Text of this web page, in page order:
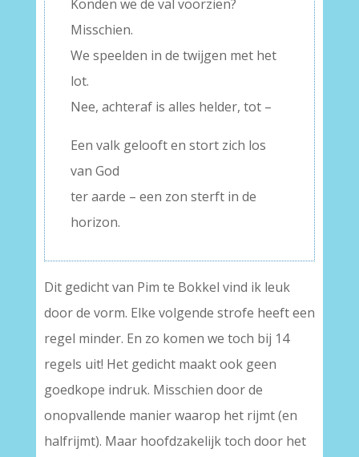
Konden we de val voorzien?
Misschien.
We speelden in de twijgen met het
lot.
Nee, achteraf is alles helder, tot –
Een valk gelooft en stort zich los
van God
ter aarde – een zon sterft in de
horizon.
Dit gedicht van Pim te Bokkel vind ik leuk
door de vorm. Elke volgende strofe heeft een
regel minder. En zo komen we toch bij 14
regels uit! Het gedicht maakt ook geen
goedkope indruk. Misschien door de
onopvallende manier waarop het rijmt (en
halfrijmt). Maar hoofdzakelijk toch door het